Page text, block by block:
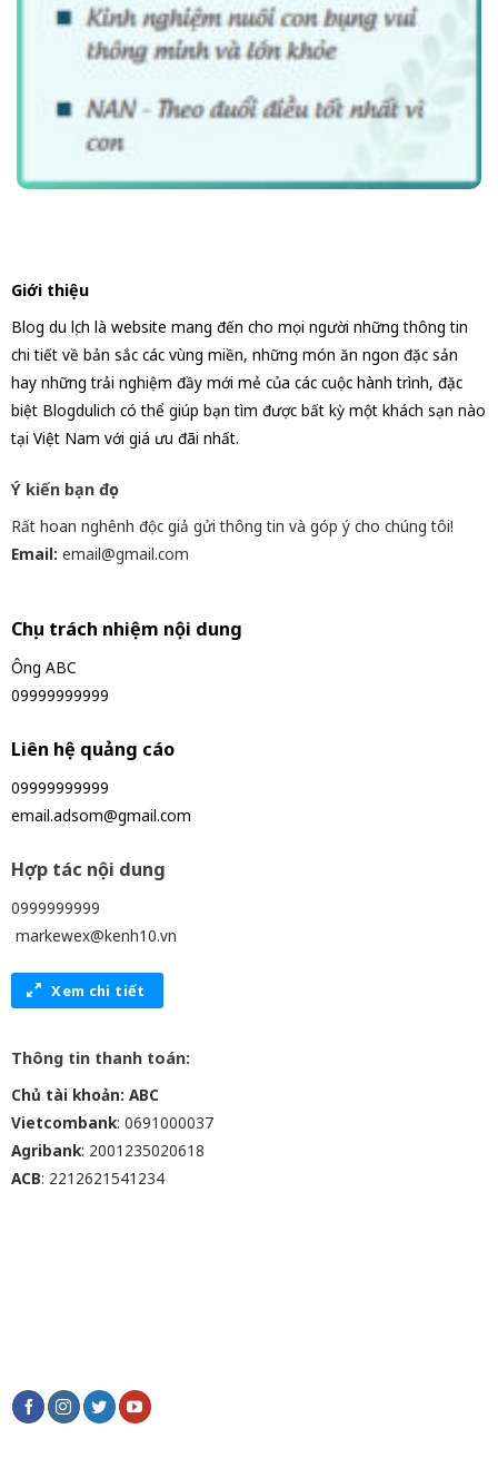
Giới thiệu
Blog du lịch là website mang đến cho mọi người những thông tin
chi tiết về bản sắc các vùng miền, những món ăn ngon đặc sản
hay những trải nghiệm đầy mới mẻ của các cuộc hành trình, đặc
biệt Blogdulich có thể giúp bạn tìm được bất kỳ một khách sạn nào
tại Việt Nam với giá ưu đãi nhất.
Ý kiến bạn đọc
Rất hoan nghênh độc giả gửi thông tin và góp ý cho chúng tôi!
Email: email@gmail.com
Chịu trách nhiệm nội dung
Ông ABC
09999999999
Liên hệ quảng cáo
09999999999
email.adsom@gmail.com
Hợp tác nội dung
0999999999
markewex@kenh10.vn
Xem chi tiết
Thông tin thanh toán:
Chủ tài khoản: ABC
Vietcombank: 0691000037
Agribank: 2001235020618
ACB: 2212621541234